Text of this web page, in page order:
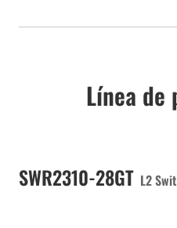
Línea de
SWR2310-28GT L2